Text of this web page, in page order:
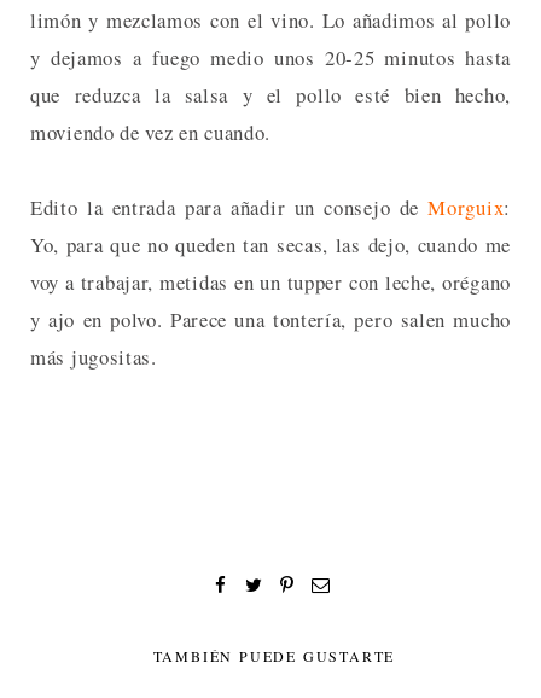
limón y mezclamos con el vino. Lo añadimos al pollo
y dejamos a fuego medio unos 20-25 minutos hasta
que reduzca la salsa y el pollo esté bien hecho,
moviendo de vez en cuando.
Edito la entrada para añadir un consejo deMorguix:
Yo, para que no queden tan secas, las dejo, cuando me
voy a trabajar, metidas en un tupper con leche, orégano
y ajo en polvo. Parece una tontería, pero salen mucho
más jugositas.
TAMBIÉN PUEDE GUSTARTE